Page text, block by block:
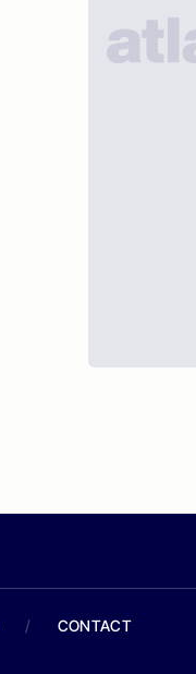
/ CONTACT